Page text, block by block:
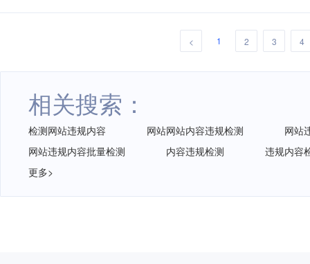
< 1 2 3 4
相关搜索：
检测网站违规内容 网站网站内容违规检测
网站
网站违规内容批量检测
内容违规检测
违规内容
更多>